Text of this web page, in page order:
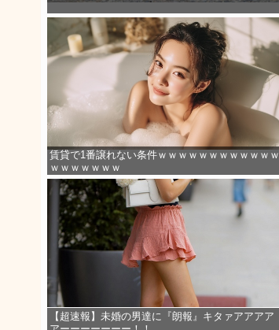
賃貸で1番譲れない条件ｗｗｗｗｗｗｗｗｗｗｗｗ
ｗｗｗｗｗｗｗ
【超速報】未婚の男達に『朗報』キタァアアアア